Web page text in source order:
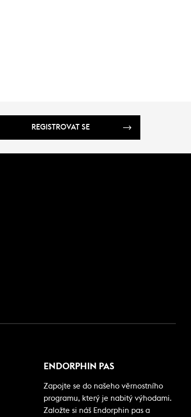
REGISTROVAT SE
ENDORPHIN PAS
Zapojte se do našeho věrnostního
programu, který je nabitý výhodami.
Založte si náš Endorphin pas a